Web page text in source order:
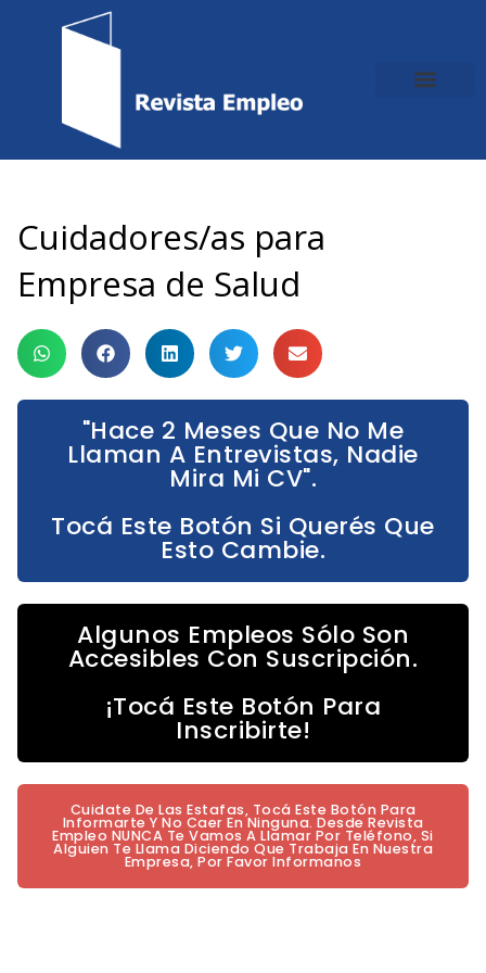
Cuidadores/as para
Empresa de Salud
"Hace 2 Meses Que No Me
Llaman A Entrevistas, Nadie
Mira Mi CV".
Tocá Este Botón Si Querés Que
Esto Cambie.
Algunos Empleos Sólo Son
Accesibles Con Suscripción.
¡Tocá Este Botón Para
Inscribirte!
Cuidate De Las Estafas, Tocá Este Botón Para
Informarte Y No Caer En Ninguna. Desde Revista
Empleo NUNCA Te Vamos A Llamar Por Teléfono, Si
Alguien Te Llama Diciendo Que Trabaja En Nuestra
Empresa, Por Favor Informanos